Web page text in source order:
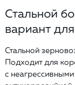
Стальной
вариант
Стальной
Подходит для
с